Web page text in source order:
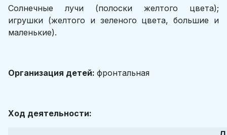
Солнечные лучи (полоски желтого цвета);
игрушки (желтого и зеленого цвета, большие и
маленькие).
Организация детей: фронтальная
Ход деятельности: